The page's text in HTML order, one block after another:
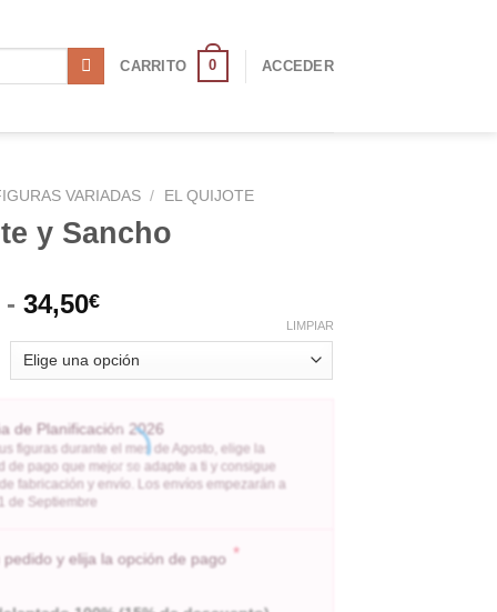
CARRITO 0 ACCEDER
VARIADAS / EL QUIJOTE
y Sancho
- 34,50€
LIMPIAR
de Planificación 2026
figuras durante el mes de Agosto, elige la
de pago que mejor se adapte a ti y consigue
fabricación y envío. Los envíos empezarán a
de Septiembre
pedido y elija la opción de pago *